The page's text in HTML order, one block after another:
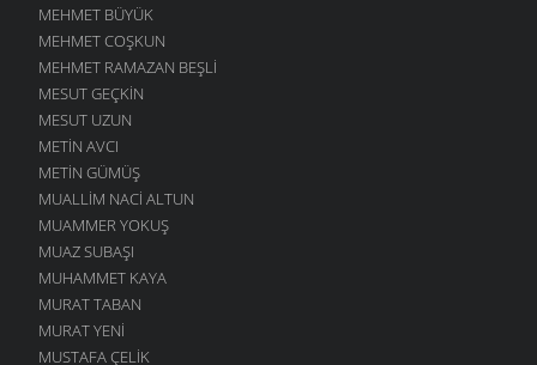
MEHMET BÜYÜK
MEHMET COŞKUN
MEHMET RAMAZAN BEŞLI
MESUT GEÇKIN
MESUT UZUN
METIN AVCI
METIN GÜMÜŞ
MUALLIM NACI ALTUN
MUAMMER YOKUŞ
MUAZ SUBAŞI
MUHAMMET KAYA
MURAT TABAN
MURAT YENI
MUSTAFA ÇELIK